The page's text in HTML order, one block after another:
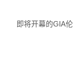
即将开幕的GIA